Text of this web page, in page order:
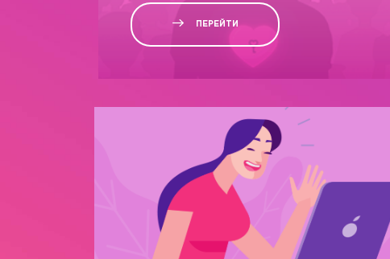
ПЕРЕЙТИ